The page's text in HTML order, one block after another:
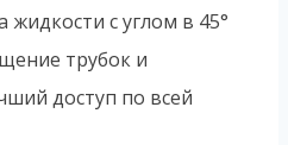
жидкости с углом в 45°
трубок и
доступ по всей